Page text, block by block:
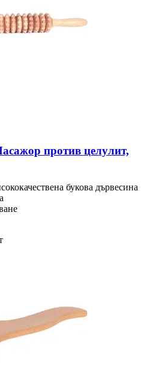
против целулит,
букова дървесина